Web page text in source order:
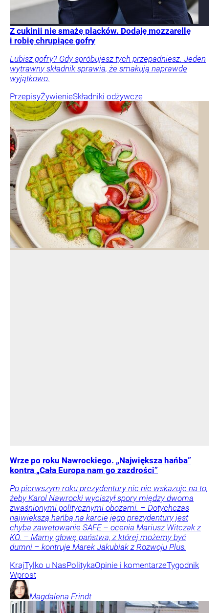
Z cukinii nie smażę placków. Dodaję mozzarellę
i robię chrupiące gofry
Lubisz gofry? Gdy spróbujesz tych przepadniesz. Jeden
wytrawny składnik sprawia, że smakują naprawdę
wyjątkowo.
PrzepisyŻywienieSkładniki odżywcze
Wrze po roku Nawrockiego. „Największa hańba”
kontra „Cała Europa nam go zazdrości”
Po pierwszym roku prezydentury nic nie wskazuje na to,
żeby Karol Nawrocki wyciszył spory między dwoma
zwaśnionymi politycznymi obozami. – Dotychczas
największą hańbą na karcie jego prezydentury jest
chyba zawetowanie SAFE – ocenia Mariusz Witczak z
KO. – Mamy głowę państwa, z której możemy być
dumni – kontruje Marek Jakubiak z Rozwoju Plus.
KrajTylko u NasPolitykaOpinie i komentarzeTygodnik
Wprost
Magdalena Frindt